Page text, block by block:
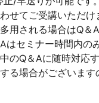
せてご受講いただけ
用される場合はQ＆
はセミナー時間内の
のQ＆Aに随時対応
る場合がございます